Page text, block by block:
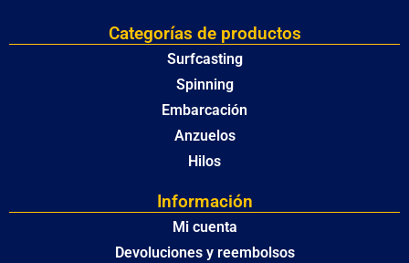
Categorías de productos
Surfcasting
Spinning
Embarcación
Anzuelos
Hilos
Información
Mi cuenta
Devoluciones y reembolsos